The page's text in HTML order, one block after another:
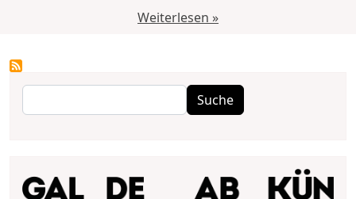
Weiterlesen »
Suche Suche